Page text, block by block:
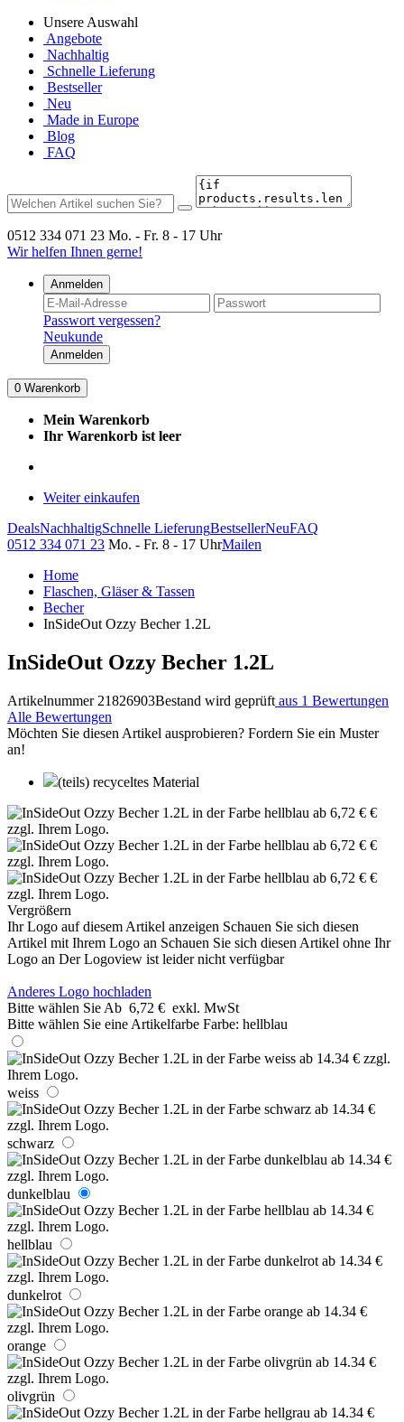
Unsere Auswahl
Angebote
Nachhaltig
Schnelle Lieferung
Bestseller
Neu
Made in Europe
Blog
FAQ
0512 334 071 23 Mo. - Fr. 8 - 17 Uhr
Wir helfen Ihnen gerne!
Anmelden
Passwort vergessen?
Neukunde
Anmelden
0 Warenkorb
Mein Warenkorb
Ihr Warenkorb ist leer
Weiter einkaufen
DealsNachhaltigSchnelle LieferungBestsellerNeuFAQ
0512 334 071 23 Mo. - Fr. 8 - 17 UhrMailen
Home
Flaschen, Gläser & Tassen
Becher
InSideOut Ozzy Becher 1.2L
InSideOut Ozzy Becher 1.2L
Artikelnummer 21826903Bestand wird geprüft aus 1 Bewertungen
Alle Bewertungen
Möchten Sie diesen Artikel ausprobieren? Fordern Sie ein Muster
an!
(teils) recyceltes Material
Vergrößern
Ihr Logo auf diesem Artikel anzeigen Schauen Sie sich diesen
Artikel mit Ihrem Logo an Schauen Sie sich diesen Artikel ohne Ihr
Logo an Der Logoview ist leider nicht verfügbar
Anderes Logo hochladen
Bitte wählen Sie Ab 6,72 € exkl. MwSt
Bitte wählen Sie eine Artikelfarbe Farbe: hellblau
weiss
schwarz
dunkelblau
hellblau
dunkelrot
orange
olivgrün